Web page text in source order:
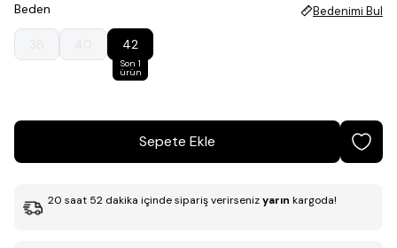
Beden Bedenimi Bul
42
Son 1
ürün
Sepete Ekle
20 saat 52 dakika içinde sipariş verirsenizyarın kargoda!